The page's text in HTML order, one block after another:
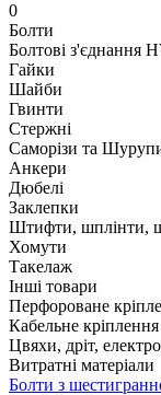
0
Болти
Болтові з'єднання
Гайки
Шайби
Гвинти
Стержні
Саморізи та
Анкери
Дюбелі
Заклепки
Штифти, шплінти,
Хомути
Такелаж
Інші товари
Перфороване
Кабельне кріплення
Цвяхи, дріт,
Витратні матеріали
Болти з